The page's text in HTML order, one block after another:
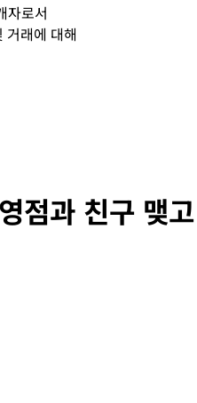
자로서
거래에 대해
점과 친구 맺